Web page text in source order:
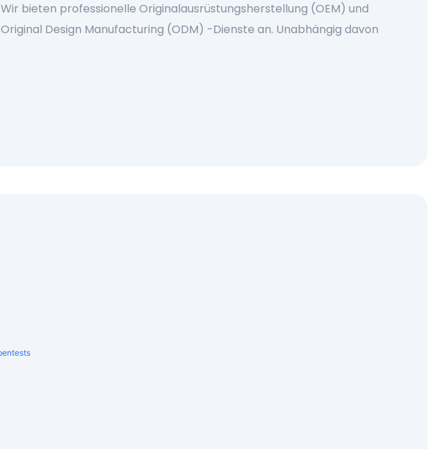
Wir bieten professionelle Originalausrüstungsherstellung (OEM) und
Original Design Manufacturing (ODM) -Dienste an. Unabhängig davon